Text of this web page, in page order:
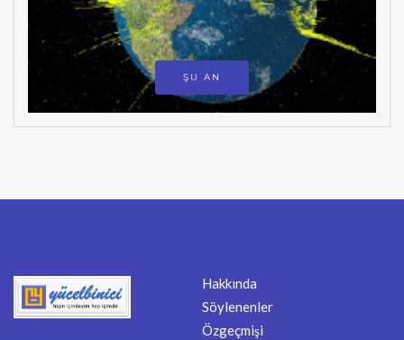
ŞU AN
Hakkında
Söylenenler
Özgeçmişi